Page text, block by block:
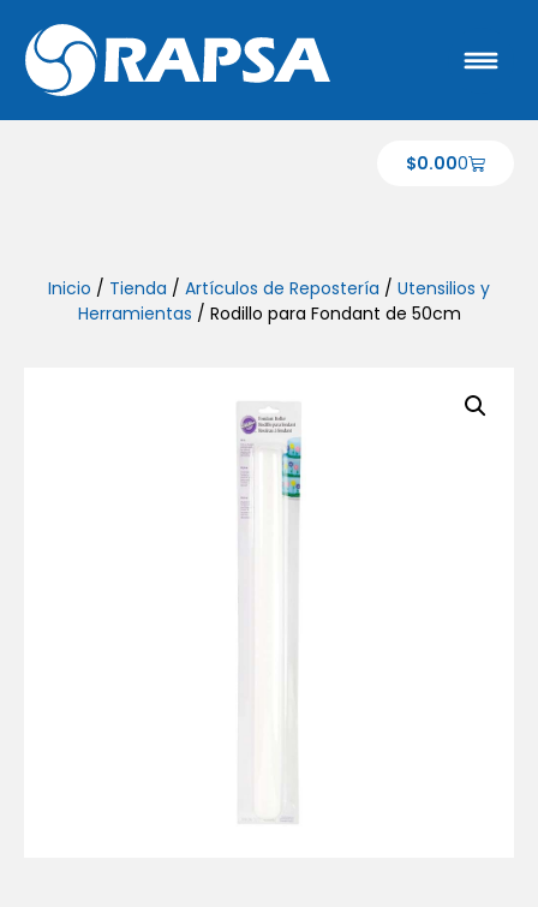
$0.000
Inicio / Tienda / Artículos de Repostería / Utensilios y
Herramientas / Rodillo para Fondant de 50cm